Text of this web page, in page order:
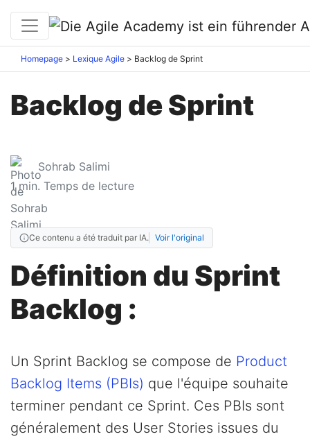
Homepage Lexique Agile Backlog de Sprint
Backlog de Sprint
Sohrab Salimi
1 min. Temps de lecture
Ce contenu a été traduit par IA. Voir l'original
Définition du Sprint
Backlog :
Un Sprint Backlog se compose de Product
Backlog Items (PBIs) que l'équipe souhaite
terminer pendant ce Sprint. Ces PBIs sont
généralement des User Stories issues du